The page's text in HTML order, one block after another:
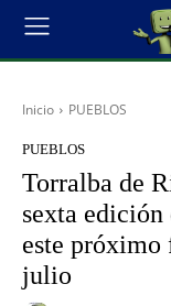
Inicio PUEBLOS
PUEBLOS
Torralba de
sexta
este próximo
julio